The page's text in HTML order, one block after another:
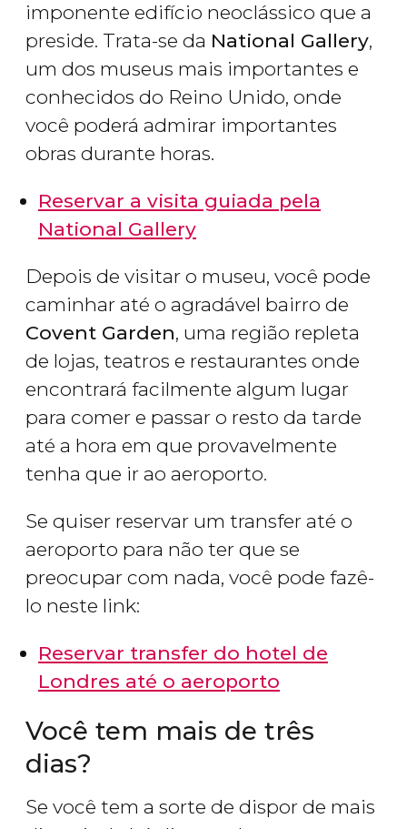
imponente edifício neoclássico que a
preside. Trata-se da National Gallery,
um dos museus mais importantes e
conhecidos do Reino Unido, onde
você poderá admirar importantes
obras durante horas.
Reservar a visita guiada pela
National Gallery
Depois de visitar o museu, você pode
caminhar até o agradável bairro de
Covent Garden, uma região repleta
de lojas, teatros e restaurantes onde
encontrará facilmente algum lugar
para comer e passar o resto da tarde
até a hora em que provavelmente
tenha que ir ao aeroporto.
Se quiser reservar um transfer até o
aeroporto para não ter que se
preocupar com nada, você pode fazê-
lo neste link:
Reservar transfer do hotel de
Londres até o aeroporto
Você tem mais de três
dias?
Se você tem a sorte de dispor de mais